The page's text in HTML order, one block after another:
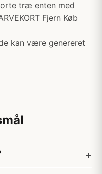
træ enten med
Fjern Køb
kan være genereret